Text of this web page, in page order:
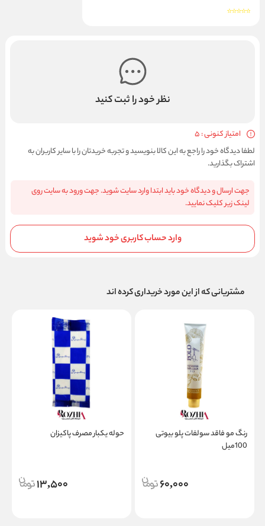
نظر خود را ثبت کنید
امتیاز کنونی : 5
لطفا دیدگاه خود را راجع به این کالا بنویسید و تجربه خریدتان را با سایر کاربران به
اشتراک بگذارید.
جهت ارسال و دیدگاه خود باید ابتدا وارد سایت شوید. جهت ورود به سایت روی
لینک زیر کلیک نمایید.
وارد حساب کاربری خود شوید
مشتریانی که از این مورد خریداری کرده اند
رنگ مو فاقد سولفات پلو بیوتی
100میل
60,000
حوله یکبار مصرف پاکیزان
13,500